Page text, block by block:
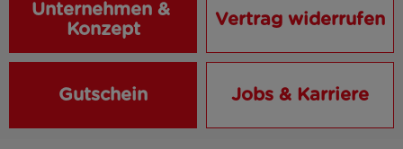
Unternehmen &
Konzept
Vertrag widerrufen
Gutschein Jobs & Karriere